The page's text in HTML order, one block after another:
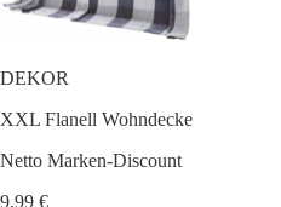
DEKOR
XXL Flanell Wohndecke
Netto Marken-Discount
9,99 €